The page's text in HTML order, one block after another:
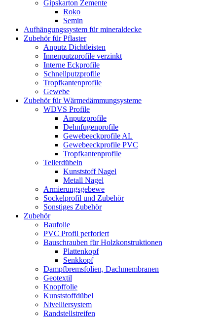
Gipskarton Zemente
Roko
Semin
Aufhängungssystem für mineraldecke
Zubehör für Pflaster
Anputz Dichtleisten
Innenputzprofile verzinkt
Interne Eckprofile
Schnellputzprofile
Tropfkantenprofile
Gewebe
Zubehör für Wärmedämmungsysteme
WDVS Profile
Anputzprofile
Dehnfugenprofile
Gewebeeckprofile AL
Gewebeeckprofile PVC
Tropfkantenprofile
Tellerdübeln
Kunststoff Nagel
Metall Nagel
Armierungsgebewe
Sockelprofil und Zubehör
Sonstiges Zubehör
Zubehör
Baufolie
PVC Profil perforiert
Bauschrauben für Holzkonstruktionen
Plattenkopf
Senkkopf
Dampfbremsfolien, Dachmembranen
Geotextil
Knopffolie
Kunststoffdübel
Nivelliersystem
Randstellstreifen